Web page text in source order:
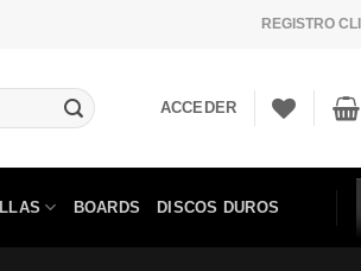
REGISTRO
ACCEDER
BOARDS DISCOS DUROS